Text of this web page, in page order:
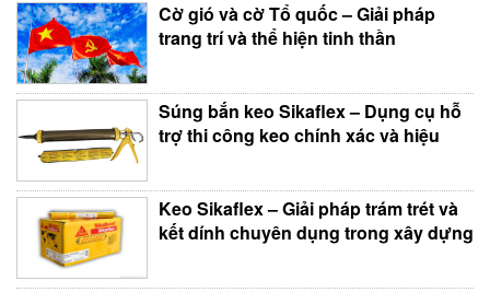
Cờ gió và cờ Tổ quốc – Giải pháp
trang trí và thể hiện tinh thần
Súng bắn keo Sikaflex – Dụng cụ hỗ
trợ thi công keo chính xác và hiệu
Keo Sikaflex – Giải pháp trám trét và
kết dính chuyên dụng trong xây dựng